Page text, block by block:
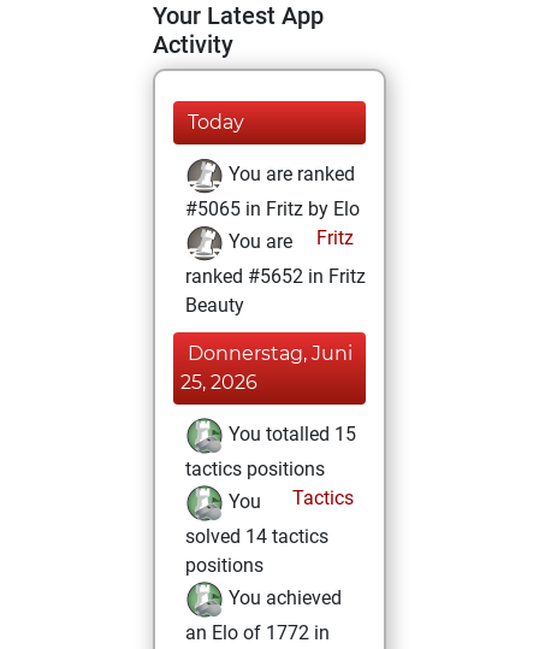
Your Latest App
Activity
Today
You are ranked
#5065 in Fritz by Elo
Fritz
You are
ranked #5652 in Fritz
Beauty
Donnerstag, Juni
25, 2026
You totalled 15
tactics positions
Tactics
You
solved 14 tactics
positions
You achieved
an Elo of 1772 in